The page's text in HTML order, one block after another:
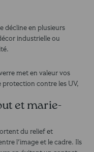
décline en plusieurs
industrielle ou
met en valeur vos
contre les UV,
et marie-
du relief et
l'image et le cadre. Ils